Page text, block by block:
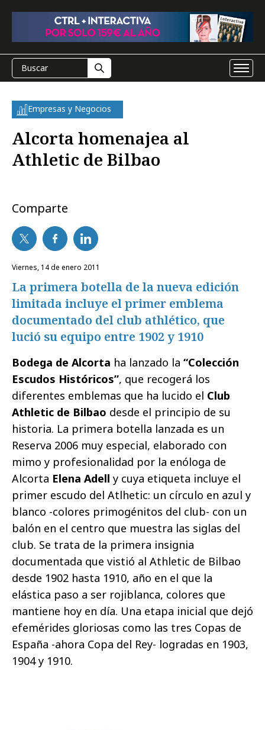
Empresas y Negocios
Alcorta homenajea al
Athletic de Bilbao
Comparte
viernes, 14 de enero 2011
La primera botella de la nueva edición
limitada incluye el primer emblema
documentado del club athlético, que
lució su equipo entre 1902 y 1910
Bodega de Alcorta ha lanzado la “Colección
Escudos Históricos”, que recogerá los
diferentes emblemas que ha lucido el Club
Athletic de Bilbao desde el principio de su
historia. La primera botella lanzada es un
Reserva 2006 muy especial, elaborado con
mimo y profesionalidad por la enóloga de
Alcorta Elena Adell y cuya etiqueta incluye el
primer escudo del Atlhetic: un círculo en azul y
blanco -colores primogénitos del club- con un
balón en el centro que muestra las siglas del
club. Se trata de la primera insignia
documentada que vistió al Athletic de Bilbao
desde 1902 hasta 1910, año en el que la
elástica paso a ser rojiblanca, colores que
mantiene hoy en día. Una etapa inicial que dejó
efemérides gloriosas como las tres Copas de
España -ahora Copa del Rey- logradas en 1903,
1904 y 1910.